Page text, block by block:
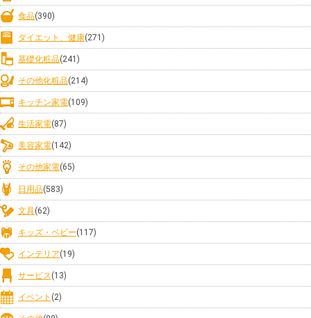
食品(390)
ダイエット、健康(271)
基礎化粧品(241)
その他化粧品(214)
キッチン家電(109)
生活家電(87)
美容家電(142)
その他家電(65)
日用品(583)
文具(62)
キッズ・ベビー(117)
インテリア(19)
サービス(13)
イベント (2)